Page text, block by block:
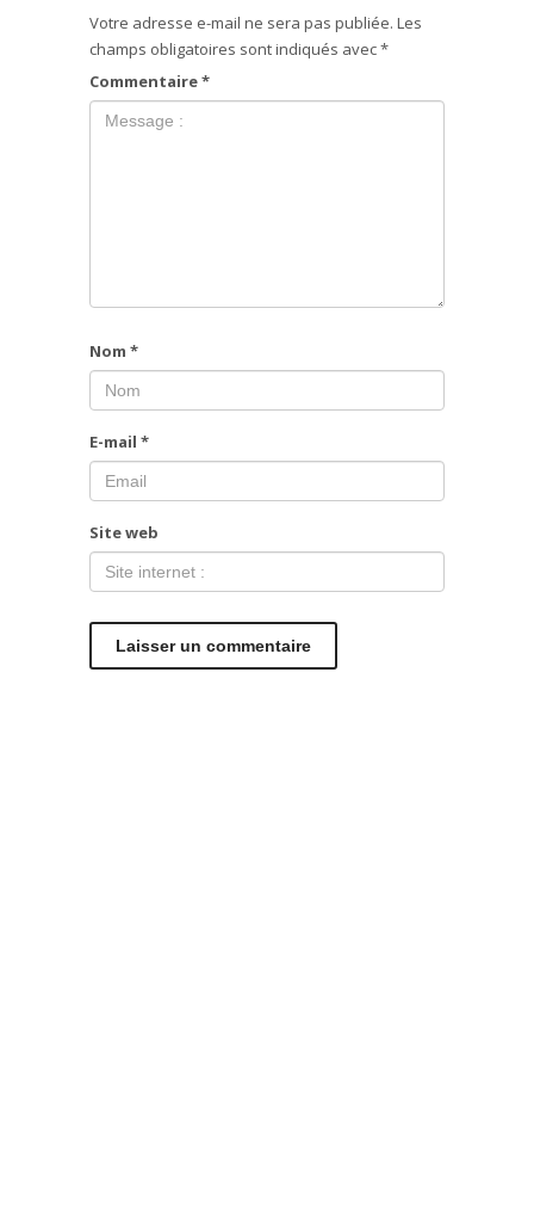
Votre adresse e-mail ne sera pas publiée. Les
champs obligatoires sont indiqués avec*
Commentaire*
Nom *
E-mail *
Site web